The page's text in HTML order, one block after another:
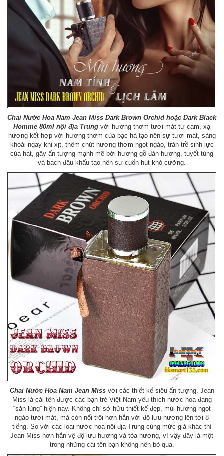
Chai Nước Hoa Nam Jean Miss Dark Brown Orchid hoặc Dark Black
Homme 80ml nội địa Trung với hương thơm tươi mát từ cam, xạ
hương kết hợp với hương thơm của bạc hà tạo nên sự tươi mát, sảng
khoái ngay khi xịt, thêm chút hương thơm ngọt ngào, tràn trề sinh lực
của hạt, gây ấn tượng mạnh mẽ bởi hương gỗ đàn hương, tuyết tùng
và bạch đậu khấu tạo nên sự cuốn hút khó cưỡng.
Chai Nước Hoa Nam Jean Missvới các thiết kế siêu ấn tượng, Jean
Miss là cái tên được các bạn trẻ Việt Nam yêu thích nước hoa đang
“săn lùng” hiện nay. Không chỉ sở hữu thiết kế đẹp, mùi hương ngọt
ngào tươi mát, mà còn nổi trội hơn hẳn với độ lưu hương lên tới 8
tiếng. So với các loại nước hoa nội địa Trung cùng mức giá khác thì
Jean Miss hơn hẳn vệ độ lưu hương và tỏa hương, vì vậy đây là một
trong những cái tên bạn không nên bỏ qua.